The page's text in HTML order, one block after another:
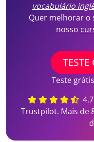
vocabulário
Quer melhorar o
nosso
TESTE
Teste
Trustpilot. Mais de